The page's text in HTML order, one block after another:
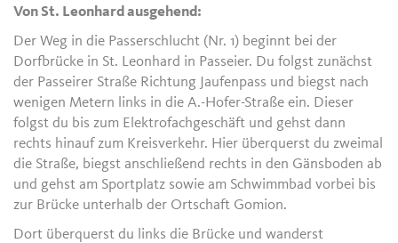
Von St. Leonhard ausgehend:
Der Weg in die Passerschlucht (Nr. 1) beginnt bei der
Dorfbrücke in St. Leonhard in Passeier. Du folgst zunächst
der Passeirer Straße Richtung Jaufenpass und biegst nach
wenigen Metern links in die A.-Hofer-Straße ein. Dieser
folgst du bis zum Elektrofachgeschäft und gehst dann
rechts hinauf zum Kreisverkehr. Hier überquerst du zweimal
die Straße, biegst anschließend rechts in den Gänsboden ab
und gehst am Sportplatz sowie am Schwimmbad vorbei bis
zur Brücke unterhalb der Ortschaft Gomion.
Dort überquerst du links die Brücke und wanderst